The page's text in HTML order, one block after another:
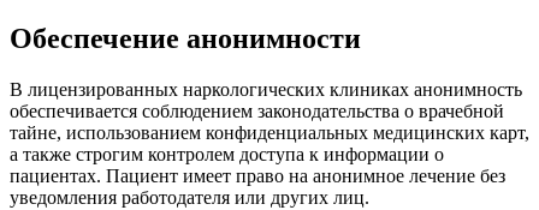
Обеспечение анонимности
В лицензированных наркологических клиниках анонимность
обеспечивается соблюдением законодательства о врачебной
тайне, использованием конфиденциальных медицинских карт,
а также строгим контролем доступа к информации о
пациентах. Пациент имеет право на анонимное лечение без
уведомления работодателя или других лиц.